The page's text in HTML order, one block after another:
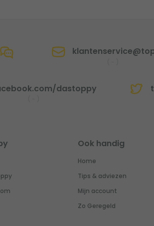
dastoppy
Ook handig
Home
Tips & adviezen
Mijn account
Zo Geregeld